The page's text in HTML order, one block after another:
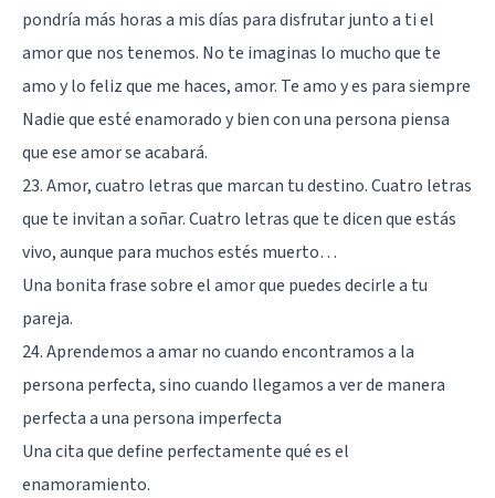
pondría más horas a mis días para disfrutar junto a ti el
amor que nos tenemos. No te imaginas lo mucho que te
amo y lo feliz que me haces, amor. Te amo y es para siempre
Nadie que esté enamorado y bien con una persona piensa
que ese amor se acabará.
23. Amor, cuatro letras que marcan tu destino. Cuatro letras
que te invitan a soñar. Cuatro letras que te dicen que estás
vivo, aunque para muchos estés muerto…
Una bonita frase sobre el amor que puedes decirle a tu
pareja.
24. Aprendemos a amar no cuando encontramos a la
persona perfecta, sino cuando llegamos a ver de manera
perfecta a una persona imperfecta
Una cita que define perfectamente qué es el
enamoramiento.